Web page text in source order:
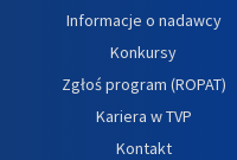
Informacje o nadawcy
Konkursy
Zgłoś program (ROPAT)
Kariera w TVP
Kontakt